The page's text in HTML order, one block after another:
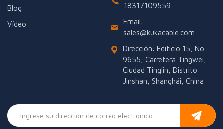
Blog
Vídeo
18317109559
Email:
sales@kukacable.com
Dirección: Edificio 15, No.
9655, Carretera Tingwei,
Ciudad Tinglin, Distrito
Jinshan, Shanghái, China